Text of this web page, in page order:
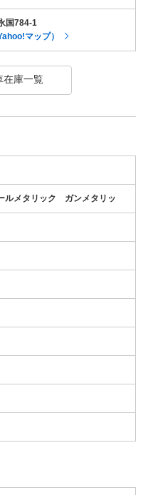
国784-1
マップ）
在庫一覧
ルメタリック ガンメタリッ